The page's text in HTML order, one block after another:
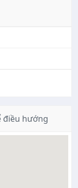
điều hướng